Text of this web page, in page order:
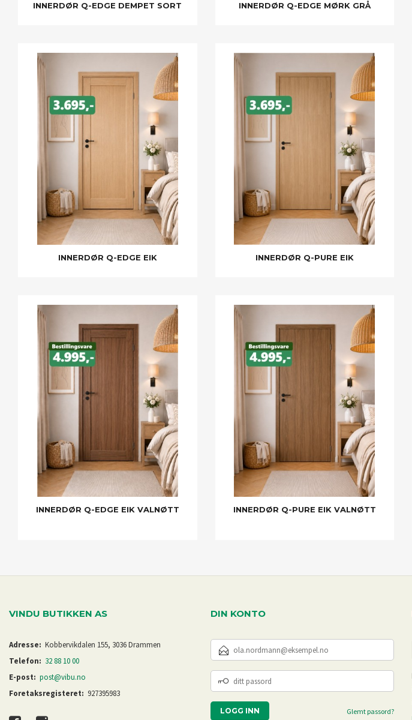
INNERDØR Q-EDGE DEMPET SORT INNERDØR Q-EDGE MØRK GRÅ
INNERDØR Q-EDGE EIK INNERDØR Q-PURE EIK
INNERDØR Q-EDGE EIK VALNØTT INNERDØR Q-PURE EIK VALNØTT
VINDU BUTIKKEN AS
Adresse: Kobbervikdalen 155, 3036 Drammen
Telefon: 32 88 10 00
E-post: post@vibu.no
Foretaksregisteret: 927395983
DIN KONTO
E-
POSTADRESSE
DITT
PASSORD
Glemt passord?